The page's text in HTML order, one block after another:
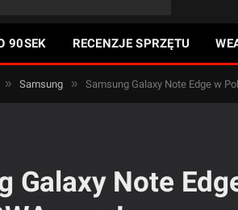
90SEK RECENZJE SPRZĘTU
» Samsung » Samsung Galaxy Note Edge w
Galaxy Note